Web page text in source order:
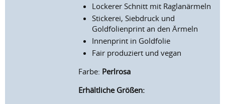
Lockerer Schnitt mit Raglanärmeln
Stickerei, Siebdruck und
Goldfolienprint an den Ärmeln
Innenprint in Goldfolie
Fair produziert und vegan
Farbe: Perlrosa
Erhältliche Größen: